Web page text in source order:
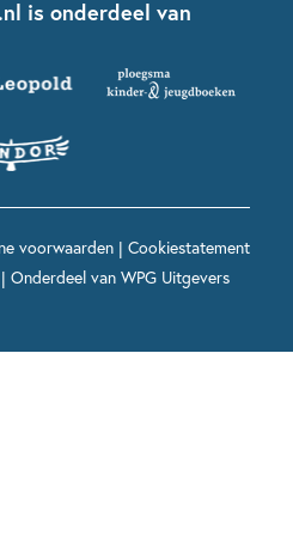
is onderdeel van
voorwaarden| Cookiestatement
Onderdeel van WPG Uitgevers